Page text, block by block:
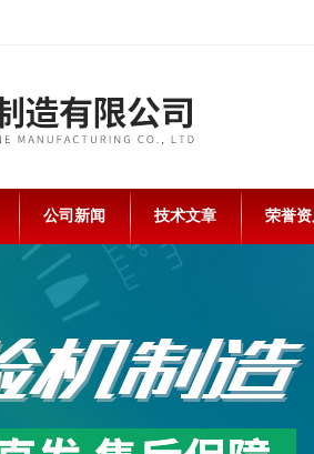
公司新闻 技术文章 荣誉